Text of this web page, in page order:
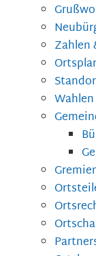
Zahlen
Wahlen